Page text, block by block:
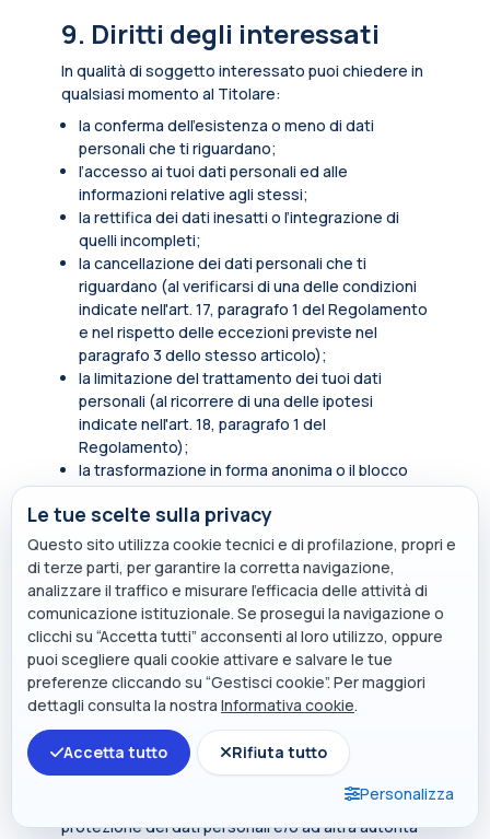
9. Diritti degli interessati
In qualità di soggetto interessato puoi chiedere in
qualsiasi momento al Titolare:
la conferma dell’esistenza o meno di dati
personali che ti riguardano;
l’accesso ai tuoi dati personali ed alle
informazioni relative agli stessi;
la rettifica dei dati inesatti o l’integrazione di
quelli incompleti;
la cancellazione dei dati personali che ti
riguardano (al verificarsi di una delle condizioni
indicate nell'art. 17, paragrafo 1 del Regolamento
e nel rispetto delle eccezioni previste nel
paragrafo 3 dello stesso articolo);
la limitazione del trattamento dei tuoi dati
personali (al ricorrere di una delle ipotesi
indicate nell'art. 18, paragrafo 1 del
Regolamento);
la trasformazione in forma anonima o il blocco
dei dati trattati in violazione di legge, compresi
quelli di cui non è necessaria la conservazione in
relazione agli scopi per i quali i dati sono stati
raccolti o successivamente trattati.
In qualità di soggetto interessato hai inoltre diritto
di opporti, in tutto o in parte, per motivi legittimi al
trattamento dei dati personali che ti riguardano,
ancorché pertinenti allo scopo della raccolta.
Tali diritti sono esercitabili rivolgendosi al punto di
contattoprivacy@polimi.it.
Qualora tu ritenga che i tuoi diritti siano stati violati
dal titolare e/o da un terzo, hai il diritto di
presentare un reclamo all’Autorità per la
protezione dei dati personali e/o ad altra autorità
Le tue scelte sulla privacy
Questo sito utilizza cookie tecnici e di profilazione, propri e
di terze parti, per garantire la corretta navigazione,
analizzare il traffico e misurare l’efficacia delle attività di
comunicazione istituzionale. Se prosegui la navigazione o
clicchi su “Accetta tutti” acconsenti al loro utilizzo, oppure
puoi scegliere quali cookie attivare e salvare le tue
preferenze cliccando su “Gestisci cookie”. Per maggiori
dettagli consulta la nostra Informativa cookie.
Accetta tutto
Rifiuta tutto
Personalizza